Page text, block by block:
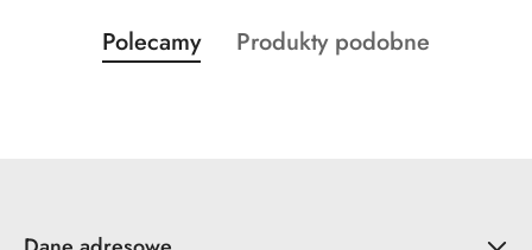
Pomiń karuzelę produktów
Produkty
o
Polecamy
Produkty
Produkty podobne